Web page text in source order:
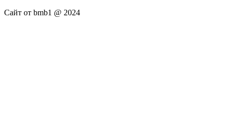
Сайт от bmb1 @ 2024